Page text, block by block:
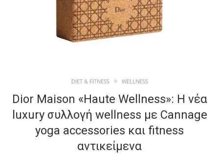
DIET & FITNESS WELLNESS
Dior Maison «Haute Wellness»: Η νέα
luxury συλλογή wellness με Cannage
yoga accessories και fitness
αντικείμενα